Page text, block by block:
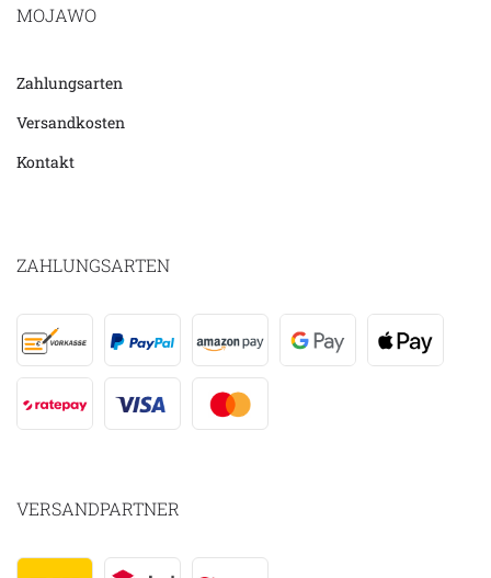
MOJAWO
Zahlungsarten
Versandkosten
Kontakt
ZAHLUNGSARTEN
VERSANDPARTNER